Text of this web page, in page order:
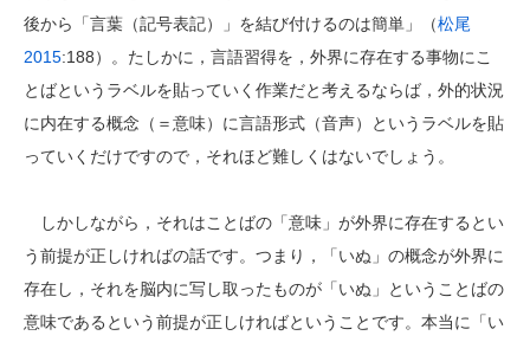
後から「言葉（記号表記）」を結び付けるのは簡単」（松尾
2015:188）。たしかに，言語習得を，外界に存在する事物にこ
とばというラベルを貼っていく作業だと考えるならば，外的状況
に内在する概念（＝意味）に言語形式（音声）というラベルを貼
っていくだけですので，それほど難しくはないでしょう。
しかしながら，それはことばの「意味」が外界に存在するとい
う前提が正しければの話です。つまり，「いぬ」の概念が外界に
存在し，それを脳内に写し取ったものが「いぬ」ということばの
意味であるという前提が正しければということです。本当に「い